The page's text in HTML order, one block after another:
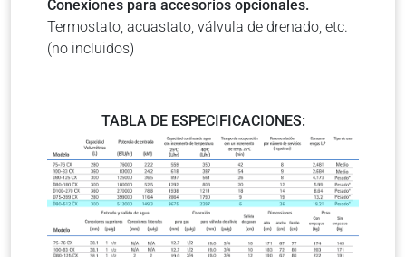
Conexiones para accesorios opcionales.
Termostato, acuastato, válvula de drenado, etc.
(no incluidos)
TABLA DE ESPECIFICACIONES: